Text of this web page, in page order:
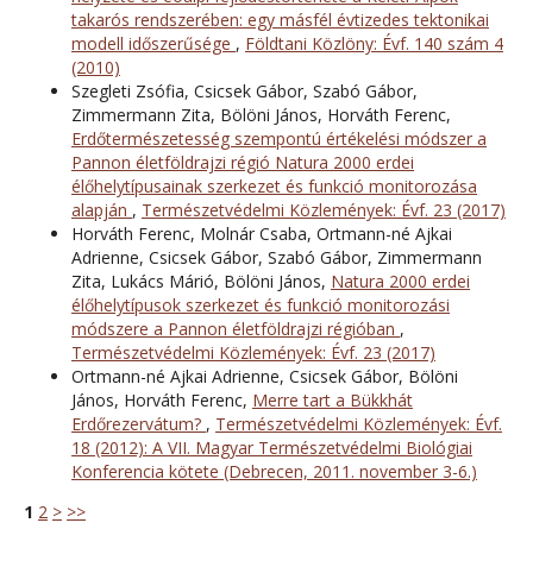
takarós rendszerében: egy másfél évtizedes tektonikai
modell időszerűsége , Földtani Közlöny: Évf. 140 szám 4
(2010)
Szegleti Zsófia, Csicsek Gábor, Szabó Gábor,
Zimmermann Zita, Bölöni János, Horváth Ferenc,
Erdőtermészetesség szempontú értékelési módszer a
Pannon életföldrajzi régió Natura 2000 erdei
élőhelytípusainak szerkezet és funkció monitorozása
alapján , Természetvédelmi Közlemények: Évf. 23 (2017)
Horváth Ferenc, Molnár Csaba, Ortmann-né Ajkai
Adrienne, Csicsek Gábor, Szabó Gábor, Zimmermann
Zita, Lukács Márió, Bölöni János, Natura 2000 erdei
élőhelytípusok szerkezet és funkció monitorozási
módszere a Pannon életföldrajzi régióban ,
Természetvédelmi Közlemények: Évf. 23 (2017)
Ortmann-né Ajkai Adrienne, Csicsek Gábor, Bölöni
János, Horváth Ferenc, Merre tart a Bükkhát
Erdőrezervátum? , Természetvédelmi Közlemények: Évf.
18 (2012): A VII. Magyar Természetvédelmi Biológiai
Konferencia kötete (Debrecen, 2011. november 3-6.)
1 2 > >>